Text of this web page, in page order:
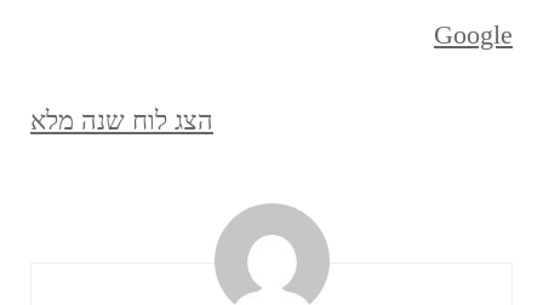
Google
הצג לוח שנה מלא